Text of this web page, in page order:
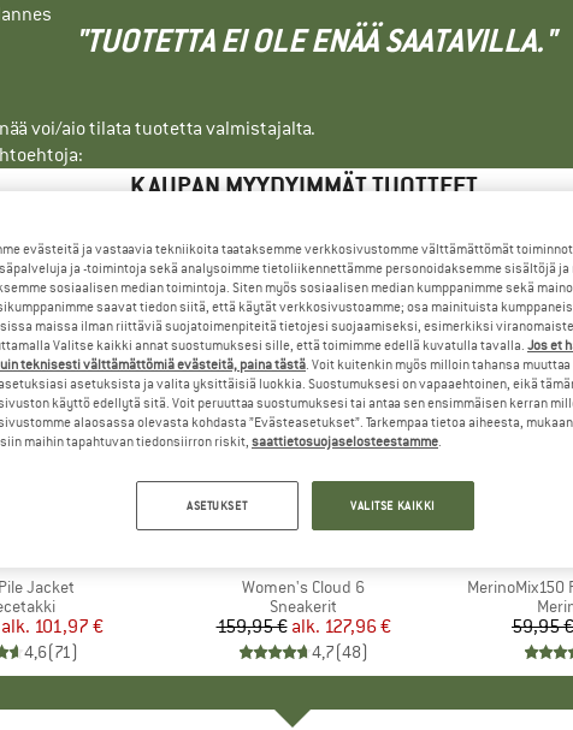
"TUOTETTA EI OLE ENÄÄ SAATAVILLA."
voi/aio tilata tuotetta valmistajalta.
KAUPAN MYYDYIMMÄT TUOTTEET
Jacket
Hinta
Alennettu hinta
alk. 101,97 €
4,6(71)
Tuote
Women's Cloud 6
Tuoteryhmä
Sneakerit
Hinta
159,95 € Alennettu hinta
alk. 127,96 €
4,7(48)
jopa 20%
Tuote
MerinoMix150
59,95 €
evästeitä ja vastaavia tekniikoita taataksemme verkkosivustomme välttämättömät
ja -toimintoja sekä analysoimme tietoliikennettämme personoidaksemme sisältöjä ja
sosiaalisen median toimintoja. Siten myös sosiaalisen median kumppanimme sekä
saavat tiedon siitä, että käytät verkkosivustoamme; osa mainituista
maissa ilman riittäviä suojatoimenpiteitä tietojesi suojaamiseksi, esimerkiksi
Valitse kaikki annat suostumuksesi sille, että toimimme edellä kuvatulla tavalla. Jos et
teknisesti välttämättömiä evästeitä, paina tästä. Voit kuitenkin myös milloin tahansa muuttaa
asetuksista ja valita yksittäisiä luokkia. Suostumuksesi on vapaaehtoinen, eikä
käyttö edellytä sitä. Voit peruuttaa suostumuksesi tai antaa sen ensimmäisen kerran
alaosassa olevasta kohdasta ”Evästeasetukset”. Tarkempaa tietoa aiheesta,
maihin tapahtuvan tiedonsiirron riskit, saattietosuojaselosteestamme.
ASETUKSET VALITSE KAIKKI